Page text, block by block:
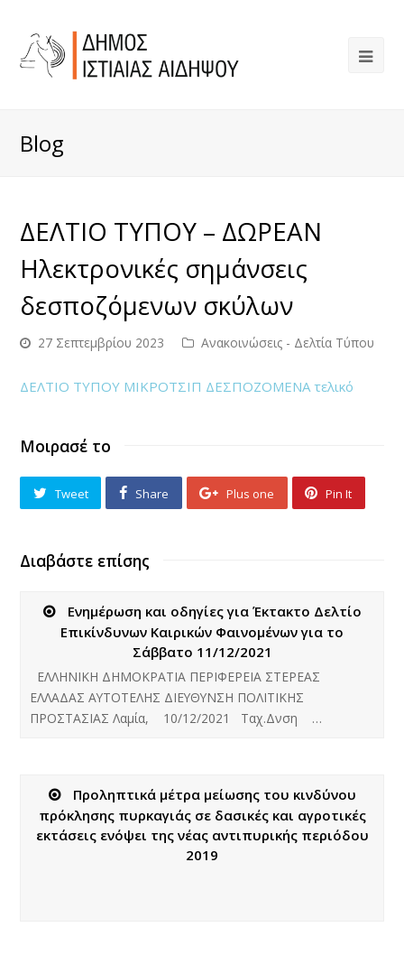
Blog
ΔΕΛΤΙΟ ΤΥΠΟΥ – ΔΩΡΕΑΝ
Ηλεκτρονικές σημάνσεις
δεσποζόμενων σκύλων
27 Σεπτεμβρίου 2023 Ανακοινώσεις - Δελτία Τύπου
ΔΕΛΤΙΟ ΤΥΠΟΥ ΜΙΚΡΟΤΣΙΠ ΔΕΣΠΟΖΟΜΕΝΑ τελικό
Μοιρασέ το
Tweet Share Plus one Pin It
Διαβάστε επίσης
Ενημέρωση και οδηγίες για Έκτακτο Δελτίο
Επικίνδυνων Καιρικών Φαινομένων για το
Σάββατο 11/12/2021
ΕΛΛΗΝΙΚΗ ΔΗΜΟΚΡΑΤΙΑ ΠΕΡΙΦΕΡΕΙΑ ΣΤΕΡΕΑΣ
ΕΛΛΑΔΑΣ ΑΥΤΟΤΕΛΗΣ ΔΙΕΥΘΥΝΣΗ ΠΟΛΙΤΙΚΗΣ
ΠΡΟΣΤΑΣΙΑΣ Λαμία, 10/12/2021 Ταχ.Δνση …
Προληπτικά μέτρα μείωσης του κινδύνου
πρόκλησης πυρκαγιάς σε δασικές και αγροτικές
εκτάσεις ενόψει της νέας αντιπυρικής περιόδου
2019